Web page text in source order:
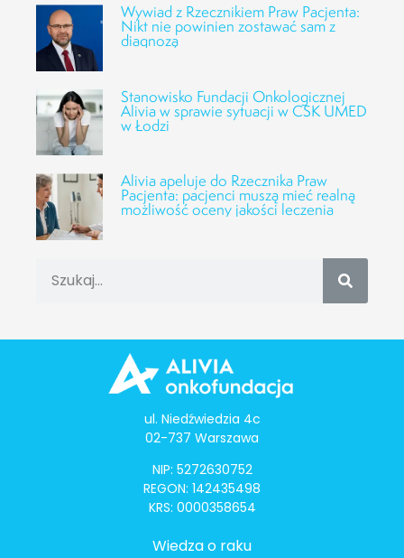
Wywiad z Rzecznikiem Praw Pacjenta:
Nikt nie powinien zostawać sam z
diagnozą
Stanowisko Fundacji Onkologicznej
Alivia w sprawie sytuacji w CSK UMED
w Łodzi
Alivia apeluje do Rzecznika Praw
Pacjenta: pacjenci muszą mieć realną
możliwość oceny jakości leczenia
ul. Niedźwiedzia 4c
02-737 Warszawa
NIP: 5272630752
REGON: 142435498
KRS: 0000358654
Wiedza o raku